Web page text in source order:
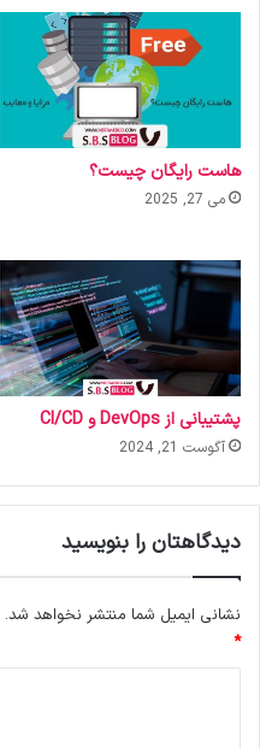
هاست رایگان چیست؟
می 27, 2025
پشتیبانی از DevOps و CI/CD
آگوست 21, 2024
دیدگاهتان را بنویسید
نشانی ایمیل شما منتشر نخواهد شد.
*